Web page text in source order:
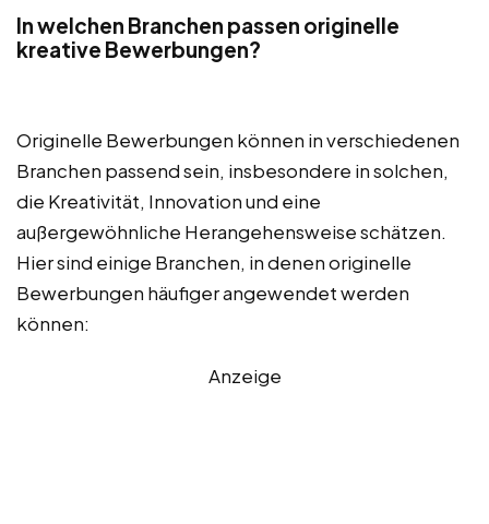
In welchen Branchen passen originelle
kreative Bewerbungen?
Originelle Bewerbungen können in verschiedenen
Branchen passend sein, insbesondere in solchen,
die Kreativität, Innovation und eine
außergewöhnliche Herangehensweise schätzen.
Hier sind einige Branchen, in denen originelle
Bewerbungen häufiger angewendet werden
können:
Anzeige